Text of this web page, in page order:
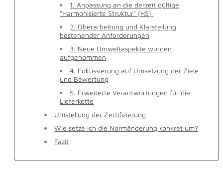
1. Anpassung an die derzeit gültige
"Harmonisierte Struktur" (HS)
2. Überarbeitung und Klarstellung
bestehender Anforderungen
3. Neue Umweltaspekte wurden
aufgenommen
4. Fokussierung auf Umsetzung der Ziele
und Bewertung
5. Erweiterte Verantwortungen für die
Lieferkette
Umstellung der Zertifizierung
Wie setze ich die Normänderung konkret um?
Fazit